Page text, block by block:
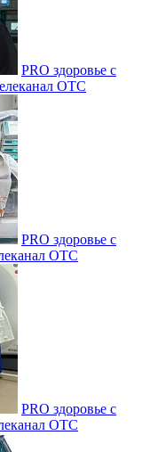
PRO здоровье с
ОТС
PRO здоровье с
ОТС
PRO здоровье с
ОТС